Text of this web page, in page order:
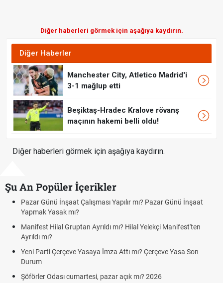
Diğer haberleri görmek için aşağıya kaydırın.
Diğer Haberler
Manchester City, Atletico Madrid'i
3-1 mağlup etti
Beşiktaş-Hradec Kralove rövanş
maçının hakemi belli oldu!
Diğer haberleri görmek için aşağıya kaydırın.
Şu An Popüler İçerikler
İnşaat Çalışması Yapılır mı? Pazar Günü İnşaat
Yasak mı?
Hilal Gruptan Ayrıldı mı? Hilal Yelekçi Manifest'ten
Çerçeve Yasaya İmza Attı mı? Çerçeve Yasa Son
Odası cumartesi, pazar açık mı? 2026
Bedelli